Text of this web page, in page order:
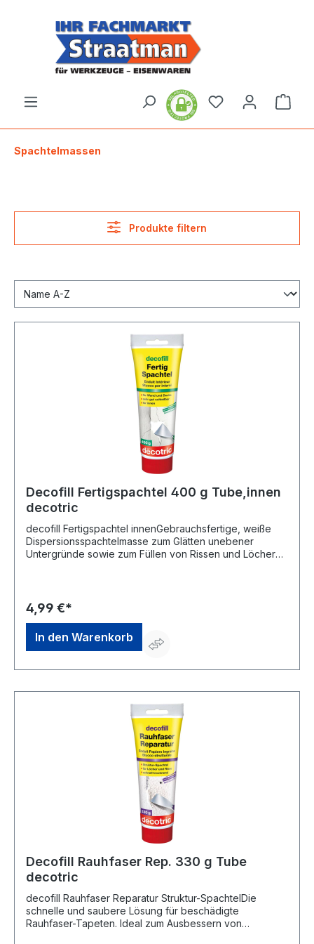
Spachtelmassen
Produkte filtern
Decofill Fertigspachtel 400 g Tube,innen
decotric
decofill Fertigspachtel innenGebrauchsfertige, weiße
Dispersionsspachtelmasse zum Glätten unebener
Untergründe sowie zum Füllen von Rissen und Löchern
rissfrei aus • Sehr gut schleifbar • CE-konform gem. DIN
EN 13963-2AGefahrenhinweise:EUH208: Enthält 2-
METHYL-2H-ISOTHIAZOL-3-ON;1,2-BENZISOTHIAZOL-
4,99 €*
In den Warenkorb
Decofill Rauhfaser Rep. 330 g Tube
decotric
decofill Rauhfaser Reparatur Struktur-SpachtelDie
schnelle und saubere Lösung für beschädigte
Rauhfaser-Tapeten. Ideal zum Ausbessern von